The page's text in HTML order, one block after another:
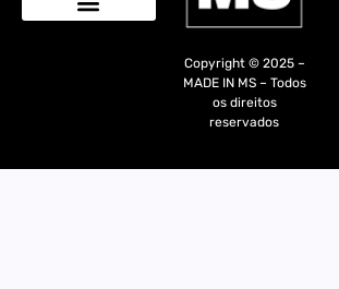
Copyright © 2025 –
MADE IN MS – Todos
os direitos
reservados